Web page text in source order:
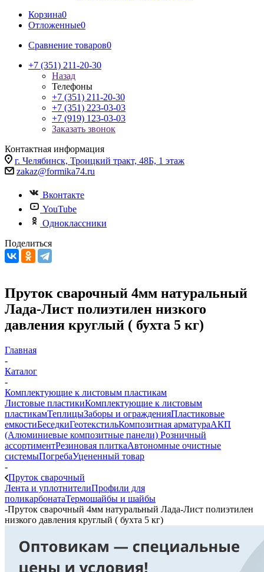
Корзина0
Отложенные0
Сравнение товаров0
+7 (351) 211-20-30
Назад
Телефоны
+7 (351) 211-20-30
+7 (351) 223-03-03
+7 (919) 123-03-03
Заказать звонок
Контактная информация
г. Челябинск, Троицкий тракт, 48Б, 1 этаж
zakaz@formika74.ru
Вконтакте
YouTube
Одноклассники
Поделиться
Пруток сварочный 4мм натуральный
Лада-Лист полиэтилен низкого
давления круглый ( бухта 5 кг)
Главная
-
Каталог
-
Комплектующие к листовым пластикам
Листовые пластикиКомплектующие к листовым
пластикамТеплицыЗаборы и огражденияПластиковые
емкостиБеседкиГеотекстильКомпозитная арматураАКП
(Алюминиевые композитные панели) Розничный
ассортиментРезиновая плиткаАвтономные очистные
системыПогребаУцененный товар
-
Пруток сварочный
Лента и уплотнителиПрофили для
поликарбонатаТермошайбы и шайбы
-Пруток сварочный 4мм натуральный Лада-Лист полиэтилен
низкого давления круглый ( бухта 5 кг)